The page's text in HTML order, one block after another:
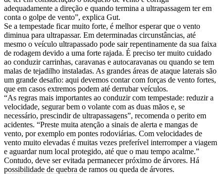
adequadamente a direção e quando termina a ultrapassagem ter em
conta o golpe de vento”, explica Gut.
Se a tempestade ficar muito forte, é melhor esperar que o vento
diminua para ultrapassar. Em determinadas circunstâncias, até
mesmo o veículo ultrapassado pode sair repentinamente da sua faixa
de rodagem devido a uma forte rajada. É preciso ter muito cuidado
ao conduzir carrinhas, caravanas e autocaravanas ou quando se tem
malas de tejadilho instaladas. As grandes áreas de ataque laterais são
um grande desafio: aqui devemos contar com forças de vento fortes,
que em casos extremos podem até derrubar veículos.
“As regras mais importantes ao conduzir com tempestade: reduzir a
velocidade, segurar bem o volante com as duas mãos e, se
necessário, prescindir de ultrapassagens”, recomenda o perito em
acidentes. “Preste muita atenção a sinais de alerta e mangas de
vento, por exemplo em pontes rodoviárias. Com velocidades de
vento muito elevadas é muitas vezes preferível interromper a viagem
e aguardar num local protegido, até que o mau tempo acalme.”
Contudo, deve ser evitada permanecer próximo de árvores. Há
possibilidade de quebra de ramos ou queda de árvores.